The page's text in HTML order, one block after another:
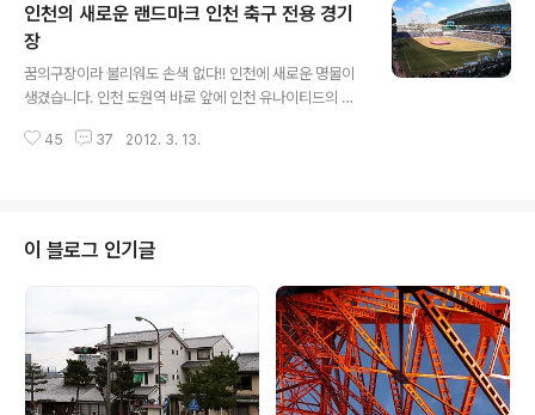
0 m) 동굴이며, 규모가 크고 구조가 복잡한 입체적인 노년
기 동굴이다. 주요 동굴동물 13목(目) 29종이 발견되었으
며, 이 굴을 모식산지(模式産地)로 하는 동굴동물 6신종
(新種)이 기재된 바 있다. 동굴 개방 : 1997. 12. 31 - 용연
곳에 위치한 동굴 태백버스터미널에서 11번 용연동굴행
인천의 새로운 랜드마크 인천 축구 전용 경기
장
꿈의구장이라 불리워도 손색 없다!! 인천에 새로운 명물이
생겼습니다. 인천 도원역 바로 앞에 인천 유나이티드의 축
장했습니다. (현재 구장의 정확한 명칭은 정해지지 않은 듯
바로 경기장 입구까지 갈 수 있습니다. 주차시설은 지하 3
층까지 있으며 총 750대의 차량을 주차할 수 있습니다. 총
관중 규모 : 20,910명의 중형 전용구장인데 실제 내부에서
경기장을 봤을 때 사각이 존재하지 않고, 골대와 관중석의
거리는 5미터 정도로 말 그대로 선수 땀방울까지 보일 정
도입니다. 경기장 지붕은 원..
45 37 2012. 3. 13.
이 블로그 인기글